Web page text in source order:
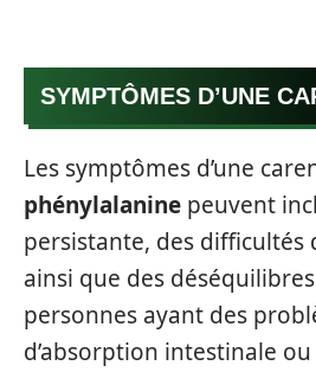
SYMPTÔMES D’UNE
Les symptômes d’une
phénylalanine peuvent
persistante, des difficultés
ainsi que des
personnes ayant des
d’absorption intestinale